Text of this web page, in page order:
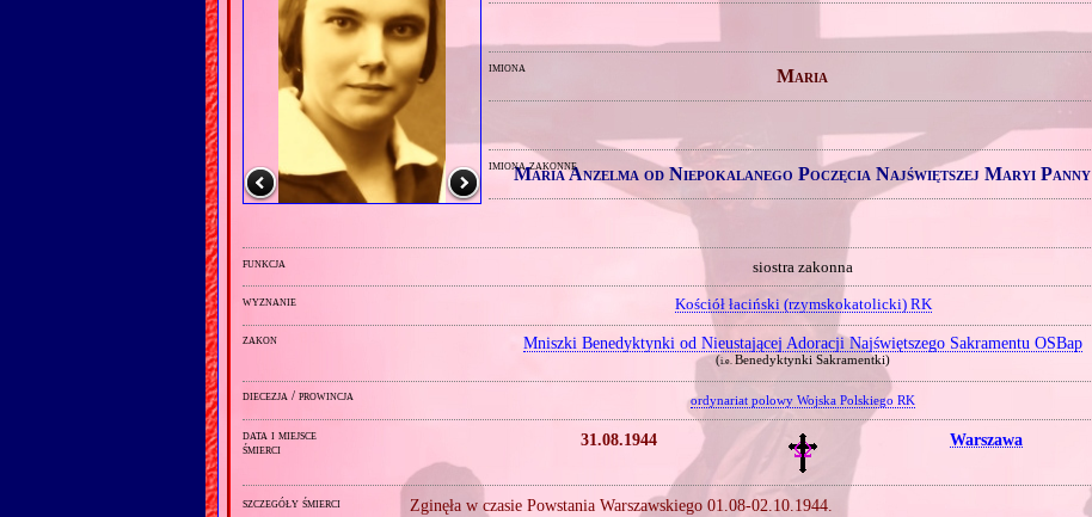
imiona Maria
imiona zakonne
Maria Anzelma od Niepokalanego Poczęcia Najświętszej Maryi Panny
funkcja siostra zakonna
wyznanie Kościół łaciński (rzymskokatolicki) RK
zakon Mniszki Benedyktynki od Nieustającej Adoracji Najświętszego Sakramentu OSBap
(i.e. Benedyktynki Sakramentki)
diecezja / prowincja ordynariat polowy Wojska Polskiego RK
data i miejsce
śmierci
31.08.1944 Warszawa
szczegóły śmierci
Zginęła w czasie Powstania Warszawskiego 01.08‐02.10.1944.